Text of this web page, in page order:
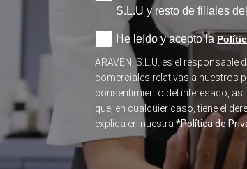
S.L.U y resto de filiales
He leído y acepto la
ARAVEN, S.L.U. es el
comerciales relativas a nuestros
consentimiento del interesado,
que, en cualquier caso, tiene el
explica en nuestra*Política de